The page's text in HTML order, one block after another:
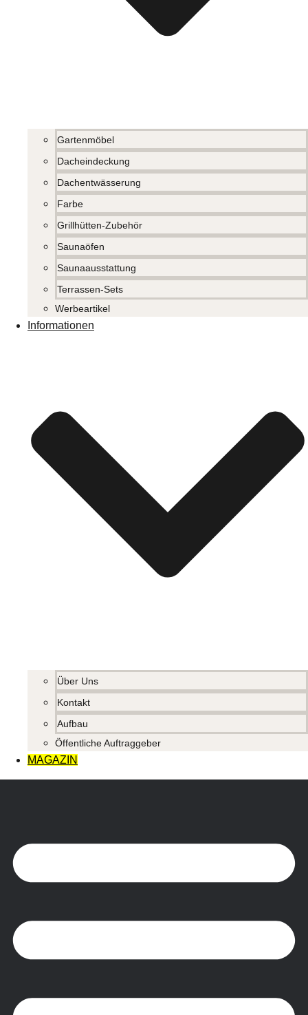
Gartenmöbel
Dacheindeckung
Dachentwässerung
Farbe
Grillhütten-Zubehör
Saunaöfen
Saunaausstattung
Terrassen-Sets
Werbeartikel
Informationen
Über Uns
Kontakt
Aufbau
Öffentliche Auftraggeber
MAGAZIN